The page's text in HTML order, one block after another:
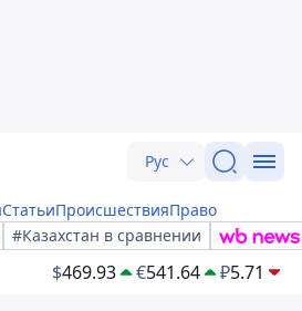
Рус
СтатьиПроисшествияПраво
#Казахстан в сравнении
$469.93 €541.64 ₽5.71